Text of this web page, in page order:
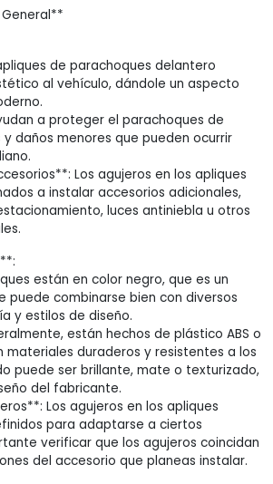
de parachoques delantero
al vehículo, dándole un aspecto
a proteger el parachoques de
daños menores que pueden ocurrir
Los agujeros en los apliques
a instalar accesorios adicionales,
luces antiniebla u otros
están en color negro, que es un
puede combinarse bien con diversos
y estilos de diseño.
están hechos de plástico ABS o
materiales duraderos y resistentes a los
puede ser brillante, mate o texturizado,
del fabricante.
Los agujeros en los apliques
para adaptarse a ciertos
verificar que los agujeros coincidan
del accesorio que planeas instalar.